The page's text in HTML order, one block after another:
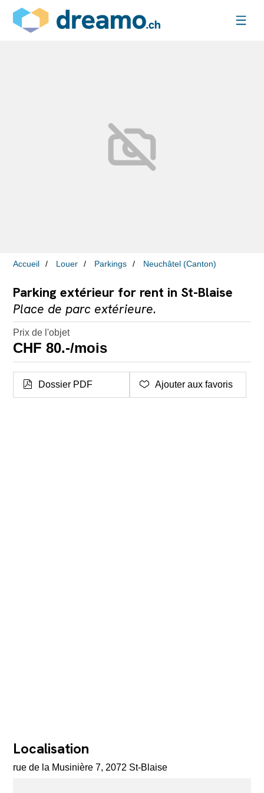
Accueil Louer Parkings Neuchâtel (Canton)
Parking extérieur for rent in St-Blaise
Place de parc extérieure.
Prix de l'objet
CHF 80.-/mois
Dossier PDF Ajouter aux favoris
Localisation
rue de la Musinière 7, 2072 St-Blaise